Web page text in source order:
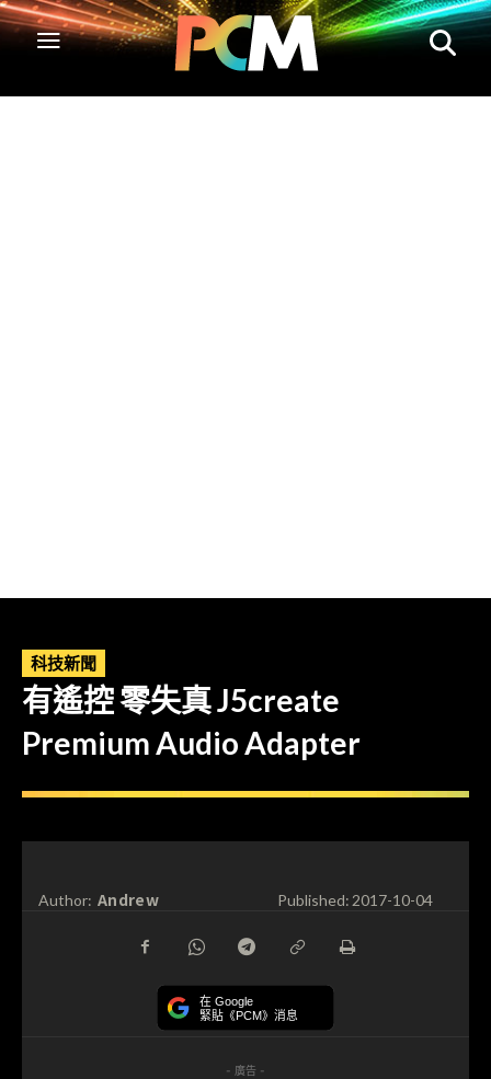
科技新聞
有遙控 零失真 J5create
Premium Audio Adapter
Author: Andrew Published:2017-10-04
在 Google
緊貼《PCM》消息
- 廣告 -